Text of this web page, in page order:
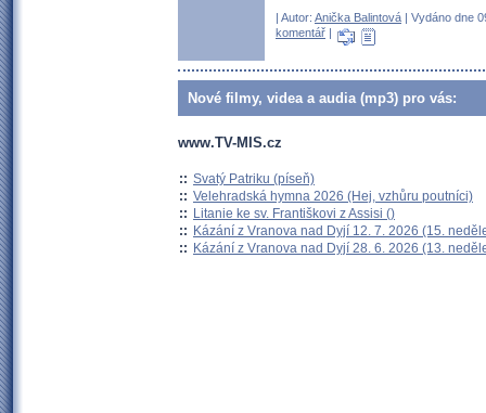
| Autor: Anička Balintová | Vydáno dne
komentář |
Nové filmy, videa a audia (mp3) pro vás:
www.TV-MIS.cz
:: Svatý Patriku (píseň)
:: Velehradská hymna 2026 (Hej, vzhůru poutníci)
:: Litanie ke sv. Františkovi z Assisi ()
:: Kázání z Vranova nad Dyjí 12. 7. 2026 (15.
:: Kázání z Vranova nad Dyjí 28. 6. 2026 (13.